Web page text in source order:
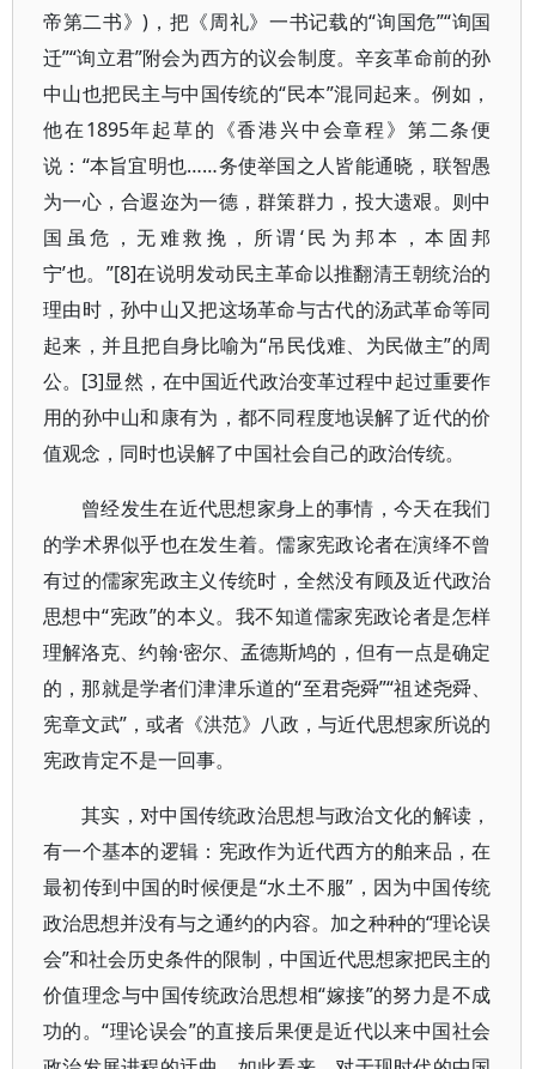
帝第二书》)，把《周礼》一书记载的“询国危”“询国
迁”“询立君”附会为西方的议会制度。辛亥革命前的孙
中山也把民主与中国传统的“民本”混同起来。例如，
他在1895年起草的《香港兴中会章程》第二条便
说：“本旨宜明也……务使举国之人皆能通晓，联智愚
为一心，合遐迩为一德，群策群力，投大遗艰。则中
国虽危，无难救挽，所谓‘民为邦本，本固邦
宁’也。”[8]在说明发动民主革命以推翻清王朝统治的
理由时，孙中山又把这场革命与古代的汤武革命等同
起来，并且把自身比喻为“吊民伐难、为民做主”的周
公。[3]显然，在中国近代政治变革过程中起过重要作
用的孙中山和康有为，都不同程度地误解了近代的价
值观念，同时也误解了中国社会自己的政治传统。
曾经发生在近代思想家身上的事情，今天在我们
的学术界似乎也在发生着。儒家宪政论者在演绎不曾
有过的儒家宪政主义传统时，全然没有顾及近代政治
思想中“宪政”的本义。我不知道儒家宪政论者是怎样
理解洛克、约翰·密尔、孟德斯鸠的，但有一点是确定
的，那就是学者们津津乐道的“至君尧舜”“祖述尧舜、
宪章文武”，或者《洪范》八政，与近代思想家所说的
宪政肯定不是一回事。
其实，对中国传统政治思想与政治文化的解读，
有一个基本的逻辑：宪政作为近代西方的舶来品，在
最初传到中国的时候便是“水土不服”，因为中国传统
政治思想并没有与之通约的内容。加之种种的“理论误
会”和社会历史条件的限制，中国近代思想家把民主的
价值理念与中国传统政治思想相“嫁接”的努力是不成
功的。“理论误会”的直接后果便是近代以来中国社会